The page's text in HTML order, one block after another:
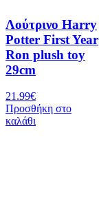
Λούτρινο Harry
Potter First Year
Ron plush toy
29cm
21.99€
Προσθήκη στο
καλάθι